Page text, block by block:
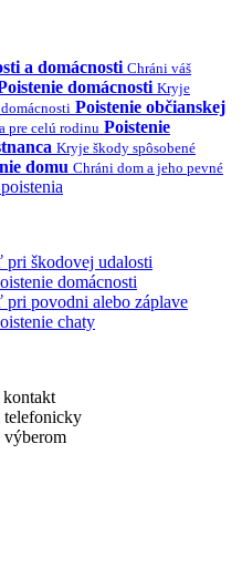
a domácnosti Chráni váš
domácnosti Kryje
Poistenie občianskej
pre celú rodinu Poistenie
Kryje škody spôsobené
domu Chráni dom a jeho pevné
škodovej udalosti
domácnosti
povodni alebo záplave
chaty
kontakt
telefonicky
výberom